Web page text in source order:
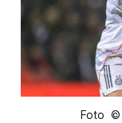
Foto ©